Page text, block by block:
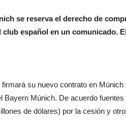
se reserva el derecho de
club español en un comunicado.
su nuevo contrato en
Bayern Múnich. De acuerdo
de dólares) por la cesión y